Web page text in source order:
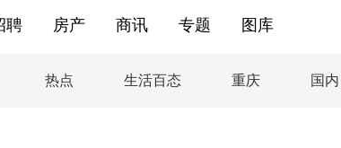
聘 房产 商讯 专题 图库
热点 生活百态 重庆 国内